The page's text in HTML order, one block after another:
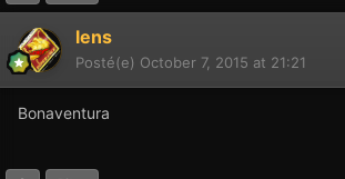
lens
Posté(e) October 7, 2015 at 21:21
Bonaventura